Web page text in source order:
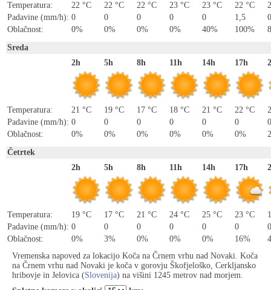
Temperatura:
22 °C
Padavine (mm/h): 0
Oblačnost:
0%
22 °C
0
0%
22 °C
0
0%
23 °C
0
0%
23 °C
0
40%
22 °C
1,5
100%
Sreda
2h
Temperatura:
21 °C
Padavine (mm/h): 0
Oblačnost:
0%
5h
19 °C
0
0%
8h
17 °C
0
0%
11h
18 °C
0
0%
14h
21 °C
0
0%
17h
22 °C
0
0%
0
Četrtek
2h
Temperatura:
19 °C
Padavine (mm/h): 0
Oblačnost:
0%
5h
17 °C
0
3%
8h
21 °C
0
0%
11h
24 °C
0
0%
14h
25 °C
0
0%
17h
23 °C
0
16%
0
Vremenska napoved za lokacijo Koča na Črnem vrhu nad Novaki. Koča
na Črnem vrhu nad Novaki je koča v gorovju Škofjeloško, Cerkljansko
hribovje in Jelovica (Slovenija) na višini 1245 metrov nad morjem.